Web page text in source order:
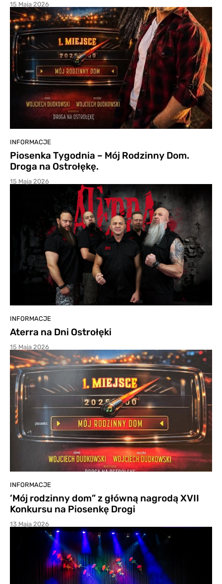
15 Maja 2026
INFORMACJE
Piosenka Tygodnia – Mój Rodzinny Dom.
Droga na Ostrołękę.
15 Maja 2026
INFORMACJE
Aterra na Dni Ostrołęki
15 Maja 2026
INFORMACJE
’Mój rodzinny dom” z główną nagrodą XVII
Konkursu na Piosenkę Drogi
13 Maja 2026